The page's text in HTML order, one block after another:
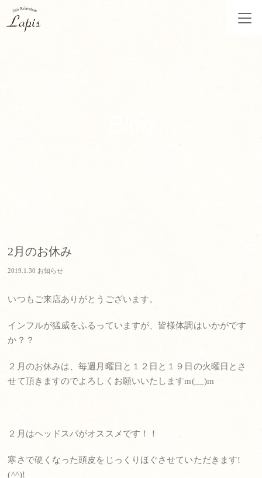
2月のお休み
2019.1.30 お知らせ
いつもご来店ありがとうございます。
インフルが猛威をふるっていますが、皆様体調はいかがです
か？？
２月のお休みは、毎週月曜日と１２日と１９日の火曜日とさ
せて頂きますのでよろしくお願いいたしますm(__)m
２月はヘッドスパがオススメです！！
寒さで硬くなった頭皮をじっくりほぐさせていただきます!
(^^)!